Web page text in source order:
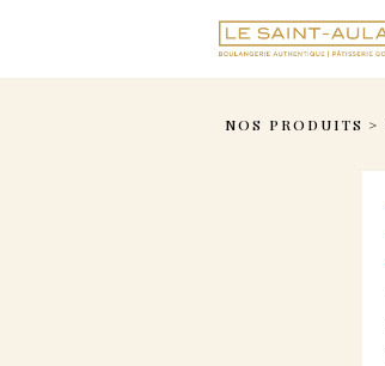
NOS PRODUITS >